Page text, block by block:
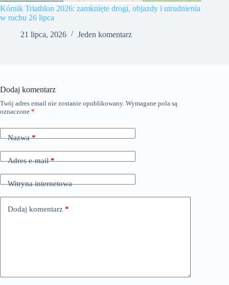
Kórnik Triathlon 2026: zamknięte drogi, objazdy i utrudnienia
w ruchu 26 lipca
21 lipca, 2026
Jeden komentarz
Dodaj komentarz
Twój adres email nie zostanie opublikowany. Wymagane pola są
oznaczone *
Nazwa*
Adres e-mail*
Witryna internetowa
Dodaj komentarz *